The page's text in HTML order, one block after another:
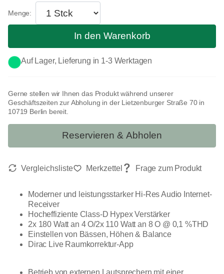
Moderner und leistungsstarker Hi-Res Audio Internet-
Receiver
Hocheffiziente Class-D Hypex Verstärker
2x 180 Watt an 4 O/2x 110 Watt an 8 O @ 0,1 %THD
Einstellen von Bässen, Höhen & Balance
Dirac Live Raumkorrektur-App
Betrieb von externen Lautsprechern mit einer
Gerne stellen wir Ihnen das Produkt während unserer
Geschäftszeiten zur Abholung in der Lietzenburger Straße 70 in
10719 Berlin bereit.
Reservieren & Abholen
Auf Lager, Lieferung in 1-3 Werktagen
In den Warenkorb